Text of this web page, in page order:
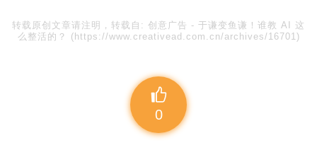
转载原创文章请注明，转载自: 创意广告 - 于谦变鱼谦！谁教 AI 这
么整活的？ (https://www.creativead.com.cn/archives/16701)
0